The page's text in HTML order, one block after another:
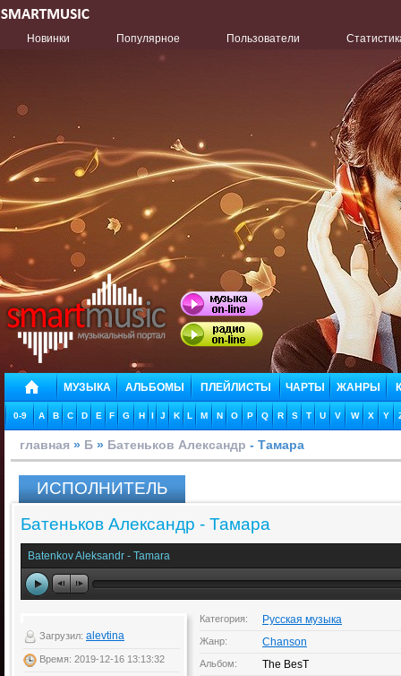
Новинки Популярное Пользователи
МУЗЫКА АЛЬБОМЫ ПЛЕЙЛИСТЫ ЧАРТЫ ЖАНРЫ
0-9 A B C D E F G H I J K L M N O P Q R S T U V W X Y
главная » Б » Батеньков Александр - Тамара
ИСПОЛНИТЕЛЬ
Батеньков Александр - Тамара
Batenkov Aleksandr - Tamara
Загрузил: alevtina
Время: 2019-12-16 13:13:32
Категория: Русская музыка
Жанр: Chanson
Альбом: The BesT